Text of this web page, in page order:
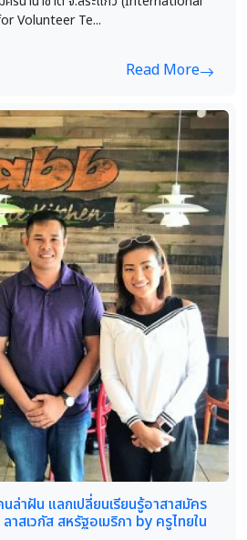
Volunteer Te...
Read More
ล่าฝัน แลกเปลี่ยนเรียนรู้อาสาสมัคร
าสเวกัส สหรัฐอเมริกา by ครูไทยใน